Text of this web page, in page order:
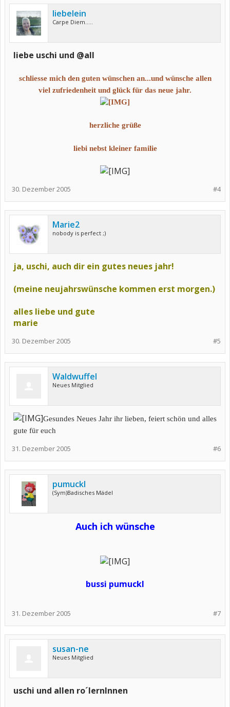
liebelein
Carpe Diem.....
liebe uschi und @all
schliesse mich den guten wünschen an...und wünsche allen
viel zufriedenheit und glück für das neue jahr.
herzliche grüße
liebi nebst kleiner familie
#4
30. Dezember 2005
Marie2
nobody is perfect ;)
ja, uschi, auch dir ein gutes neues jahr!
(meine neujahrswünsche kommen erst morgen.)
alles liebe und gute
marie
#5
30. Dezember 2005
Waldwuffel
Neues Mitglied
Gesundes Neues Jahr ihr lieben, feiert schön und alles
gute für euch
#6
31. Dezember 2005
pumuckl
(Sym)Badisches Mädel
Auch ich wünsche
bussi pumuckl
#7
31. Dezember 2005
susan-ne
Neues Mitglied
uschi und allen ro´lernInnen